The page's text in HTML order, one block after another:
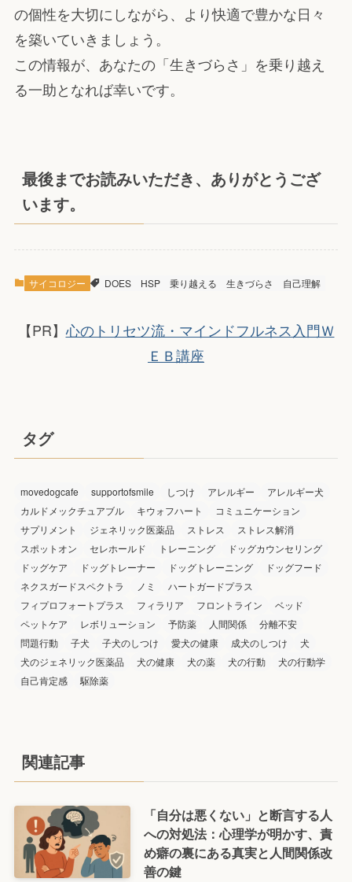
の個性を大切にしながら、より快適で豊かな日々
を築いていきましょう。
この情報が、あなたの「生きづらさ」を乗り越え
る一助となれば幸いです。
最後までお読みいただき、ありがとうござ
います。
サイコロジー DOES HSP 乗り越える 生きづらさ 自己理解
【PR】心のトリセツ流・マインドフルネス入門Ｗ
ＥＢ講座
タグ
movedogcafe supportofsmile しつけ アレルギー
アレルギー犬
カルドメックチュアブル
キウォフハート
コミュニケーション
サプリメント
ジェネリック医薬品 ストレス
ストレス解消
スポットオン
セレホールド トレーニング
ドッグカウンセリング
ドッグケア
ドッグトレーナー ドッグトレーニング
ドッグフード
ネクスガードスペクトラ
ノミ
ハートガードプラス
フィプロフォートプラス
フィラリア フロントライン
ベッド
ペットケア
レボリューション 予防薬 人間関係
分離不安
問題行動
子犬 子犬のしつけ 愛犬の健康 成犬のしつけ
犬
犬のジェネリック医薬品
犬の健康 犬の薬 犬の行動
犬の行動学
自己肯定感
駆除薬
関連記事
「自分は悪くない」と断言する人
への対処法：心理学が明かす、責
め癖の裏にある真実と人間関係改
善の鍵